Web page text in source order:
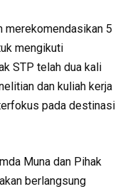
merekomendasikan 5
mengikuti
STP telah dua kali
dan kuliah kerja
pada destinasi
Muna dan Pihak
berlangsung